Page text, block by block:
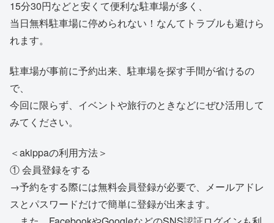
15分30円などと安くて便利な駐車場が多く、
当日無料駐車場に停められない！なんてトラブルも避けら
れます。
駐車場が事前に予約出来、駐車場を探す手間が省けるの
で、
今回に限らず、イベントや旅行のときなどにぜひ活用して
みてください。
＜akippaの利用方法＞
① 会員登録をする
→予約をする際には無料会員登録が必要で、メールアドレ
スとパスワードだけで簡単に登録が出来ます。